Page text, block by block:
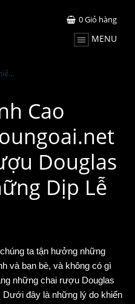
0Giỏ hàng
MENU
Tìm hiểu về rượu
Cao
Douglas
Dịp Lễ
ta tận hưởng những
và bạn bè, và không có gì
những chai rượu Douglas
Dưới đây là những lý do khiến